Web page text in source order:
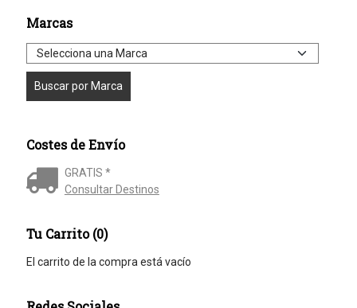
Marcas
Costes de Envío
GRATIS *
Consultar Destinos
Tu Carrito (0)
El carrito de la compra está vacío